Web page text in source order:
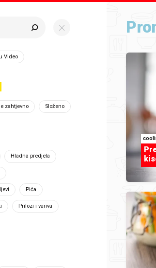
slike
su kvalitetom nadišle prosjek i rado su
focused ,type to refine list, press Down
Video
zahtjevno Složeno
Hladna predjela
Pića
Prilozi i variva